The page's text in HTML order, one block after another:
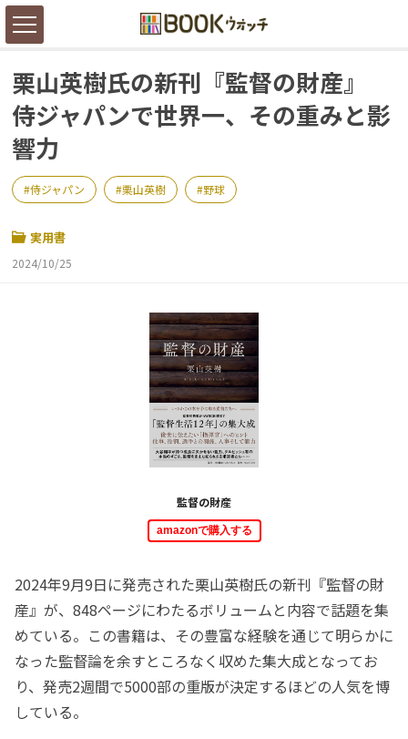
栗山英樹氏の新刊『監督の財産』
侍ジャパンで世界一、その重みと影
響力
侍ジャパン 栗山英樹 野球
実用書
2024/10/25
監督の財産
amazonで購入する
2024年9月9日に発売された栗山英樹氏の新刊『監督の財
産』が、848ページにわたるボリュームと内容で話題を集
めている。この書籍は、その豊富な経験を通じて明らかに
なった監督論を余すところなく収めた集大成となってお
り、発売2週間で5000部の重版が決定するほどの人気を博
している。